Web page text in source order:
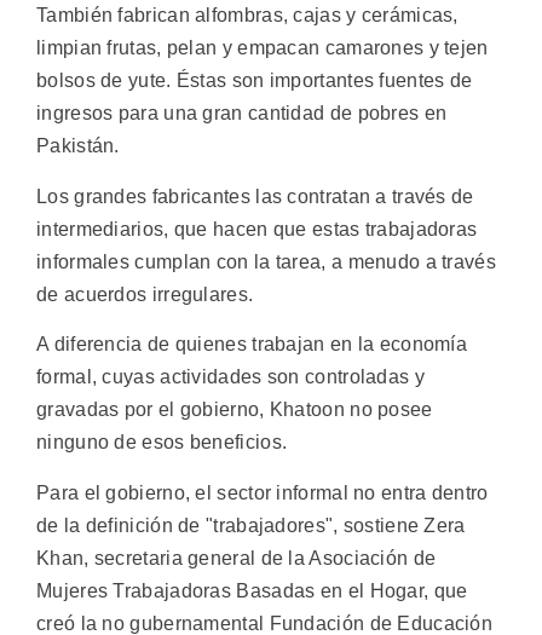
También fabrican alfombras, cajas y cerámicas,
limpian frutas, pelan y empacan camarones y tejen
bolsos de yute. Éstas son importantes fuentes de
ingresos para una gran cantidad de pobres en
Pakistán.
Los grandes fabricantes las contratan a través de
intermediarios, que hacen que estas trabajadoras
informales cumplan con la tarea, a menudo a través
de acuerdos irregulares.
A diferencia de quienes trabajan en la economía
formal, cuyas actividades son controladas y
gravadas por el gobierno, Khatoon no posee
ninguno de esos beneficios.
Para el gobierno, el sector informal no entra dentro
de la definición de "trabajadores", sostiene Zera
Khan, secretaria general de la Asociación de
Mujeres Trabajadoras Basadas en el Hogar, que
creó la no gubernamental Fundación de Educación